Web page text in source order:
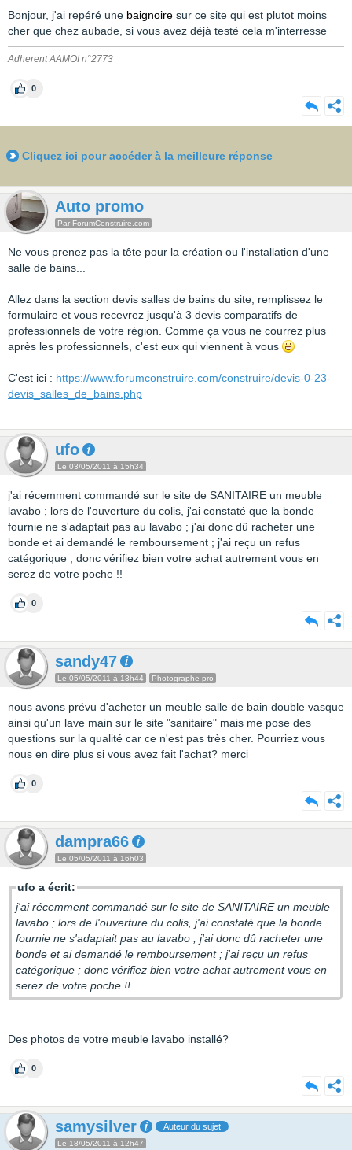
Bonjour, j'ai repéré une baignoire sur ce site qui est plutot moins
cher que chez aubade, si vous avez déjà testé cela m'interresse
Adherent AAMOI n°2773
0
Cliquez ici pour accéder à la meilleure réponse
Auto promo
Par ForumConstruire.com
Ne vous prenez pas la tête pour la création ou l'installation d'une
salle de bains...
Allez dans la section devis salles de bains du site, remplissez le
formulaire et vous recevrez jusqu'à 3 devis comparatifs de
professionnels de votre région. Comme ça vous ne courrez plus
après les professionnels, c'est eux qui viennent à vous
C'est ici : https://www.forumconstruire.com/construire/devis-0-23-
devis_salles_de_bains.php
ufo
Le 03/05/2011 à 15h34
j'ai récemment commandé sur le site de SANITAIRE un meuble
lavabo ; lors de l'ouverture du colis, j'ai constaté que la bonde
fournie ne s'adaptait pas au lavabo ; j'ai donc dû racheter une
bonde et ai demandé le remboursement ; j'ai reçu un refus
catégorique ; donc vérifiez bien votre achat autrement vous en
serez de votre poche !!
0
sandy47
Le 05/05/2011 à 13h44 Photographe pro
nous avons prévu d'acheter un meuble salle de bain double vasque
ainsi qu'un lave main sur le site "sanitaire" mais me pose des
questions sur la qualité car ce n'est pas très cher. Pourriez vous
nous en dire plus si vous avez fait l'achat? merci
0
dampra66
Le 05/05/2011 à 16h03
ufo a écrit:
j'ai récemment commandé sur le site de SANITAIRE un meuble
lavabo ; lors de l'ouverture du colis, j'ai constaté que la bonde
fournie ne s'adaptait pas au lavabo ; j'ai donc dû racheter une
bonde et ai demandé le remboursement ; j'ai reçu un refus
catégorique ; donc vérifiez bien votre achat autrement vous en
serez de votre poche !!
Des photos de votre meuble lavabo installé?
0
samysilver Auteur du sujet
Le 18/05/2011 à 12h47